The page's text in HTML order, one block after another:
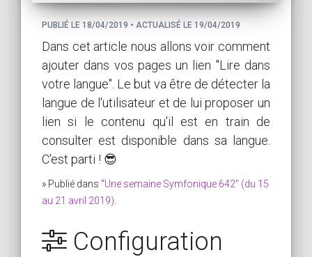
PUBLIÉ LE 18/04/2019 • ACTUALISÉ LE 19/04/2019
Dans cet article nous allons voir comment
ajouter dans vos pages un lien "Lire dans
votre langue". Le but va être de détecter la
langue de l'utilisateur et de lui proposer un
lien si le contenu qu'il est en train de
consulter est disponible dans sa langue.
C'est parti ! 😎
» Publié dans "Une semaine Symfonique 642" (du 15
au 21 avril 2019)
Configuration